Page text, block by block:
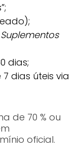
dias;
dias úteis via
de 70 % ou
oficial.